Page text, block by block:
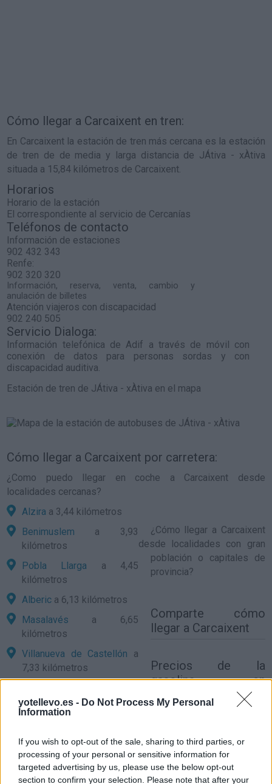
yotellevo.es - Do Not Process My Personal
Information
If you wish to opt-out of the sale, sharing to third parties, or
processing of your personal or sensitive information for
targeted advertising by us, please use the below opt-out
section to confirm your selection. Please note that after your
Cómo llegar a Carcaixent en tren:
En Carcaixent la estación de tren más cercana es la estación
de tren de de media y larga distancia de JÁtiva - xÀtiva
situada a 15,84 kilómetros de Carcaixent.
Horarios
Horario de la estación
El correspondiente al servicio de Cercanías
Teléfonos de contacto
Información de estaciones
902 432 343
Renfe:
902 320 320
Información, reserva, venta, cambio y
anulación de billetes
Atención viajeros con discapacidad
902 240 505
Servicio Dialoga:
Información telefónica de Adif a través de móvil con
conexión de datos para personas sordas y con
discapacidad auditiva.
Estación de tren de JÁtiva - xÀtiva en el mapa
Cómo llegar a Carcaixent por carretera:
¿Como puedo llegar en coche a Carcaixent desde
localidades cercanas?
Alzira a 3,44 kilómetros
Benimuslem a 3,93
kilómetros
Pobla Llarga a 4,45
kilómetros
Alberic a 6,13 kilómetros
Masalavés a 6,65
kilómetros
Villanueva de Castellón a
7,33 kilómetros
kilómetros
kilómetros
Algemesia 8,16
kilómetros
¿ Cómo llegar a Carcaixent
desde localidades con gran
población o capitales de
provincia?
Comparte cómo
llegar a Carcaixent
Precios de la
gasolina en
Carcaixent